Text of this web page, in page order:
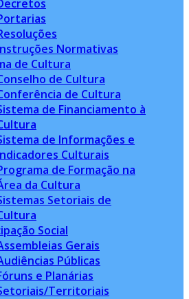
Normativas
de Cultura
de Cultura
de Cultura
de Financiamento à
de Informações e
Culturais
de Formação na
da Cultura
Setoriais de
Social
Gerais
Públicas
e Planárias
Territoriais